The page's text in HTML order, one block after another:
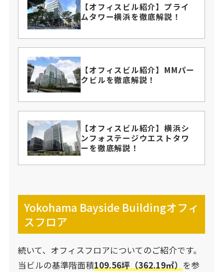
【オフィスビル紹介】プライ
ムタワー横浜を徹底解説！
【オフィスビル紹介】MMパー
クビルを徹底解説！
【オフィスビル紹介】横浜シ
ンフォステージウエストタワ
ーを徹底解説！
Yokohama Bayside Buildingオフィ
スフロア
続いて、オフィスフロアについてのご紹介です。
当ビルの基準階面積109.56坪（362.19㎡）を参